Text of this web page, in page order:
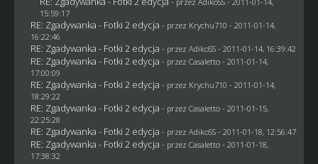
15:59:17
RE: Zgadywanka - Fotki 2 edycja - przez Krychu710 - 2011-01-14,
16:22:46
RE: Zgadywanka - Fotki 2 edycja - przez AdikoSS - 2011-01-14, 16:39:42
RE: Zgadywanka - Fotki 2 edycja - przez Casaletto- 2011-01-14,
17:00:09
RE: Zgadywanka - Fotki 2 edycja - przez Krychu710 - 2011-01-14,
18:29:22
RE: Zgadywanka - Fotki 2 edycja - przez Casaletto- 2011-01-15,
22:25:28
RE: Zgadywanka - Fotki 2 edycja - przez AdikoSS - 2011-01-18, 12:56:47
RE: Zgadywanka - Fotki 2 edycja - przez Casaletto- 2011-01-18,
17:38:32